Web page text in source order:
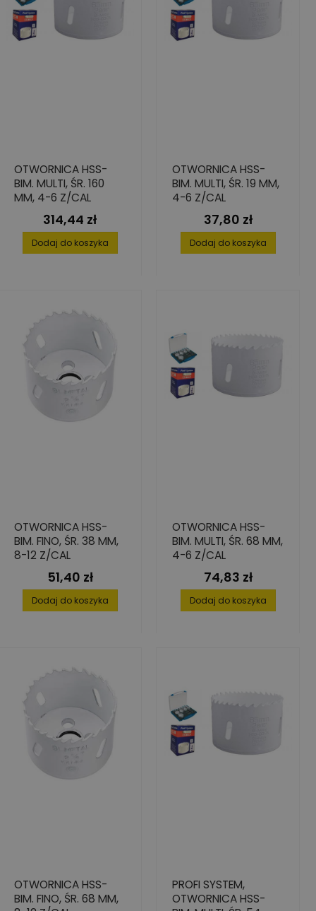
OTWORNICA HSS-
BIM. MULTI, ŚR. 160
MM, 4-6 Z/CAL
Cena
314,44 zł
Dodaj do koszyka
OTWORNICA HSS-
BIM. MULTI, ŚR. 19 MM,
4-6 Z/CAL
Cena
37,80 zł
Dodaj do koszyka
OTWORNICA HSS-
BIM. FINO, ŚR. 38 MM,
8-12 Z/CAL
Cena
51,40 zł
Dodaj do koszyka
OTWORNICA HSS-
BIM. MULTI, ŚR. 68 MM,
4-6 Z/CAL
Cena
74,83 zł
Dodaj do koszyka
OTWORNICA HSS-
BIM. FINO, ŚR. 68 MM,
PROFI SYSTEM,
OTWORNICA HSS-